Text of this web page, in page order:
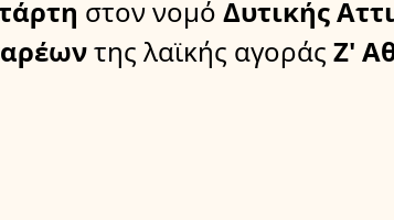
στον νομό Δυτικής
της λαϊκής αγοράς Ζ'